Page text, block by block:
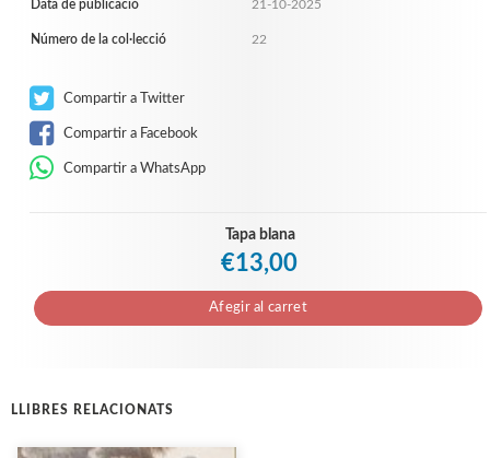
Data de publicació
21-10-2025
Número de la col·lecció 22
Compartir a Twitter
Compartir a Facebook
Compartir a WhatsApp
Tapa blana
€13,00
Afegir al carret
LLIBRES RELACIONATS